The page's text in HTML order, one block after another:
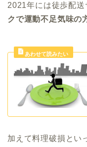
2021年には徒歩配送
クで運動不足気味の
加えて料理破損とい